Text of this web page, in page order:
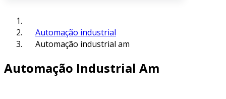
Automação industrial
Automação industrial am
Automação Industrial Am